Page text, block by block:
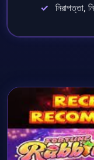
নিরাপত্তা,